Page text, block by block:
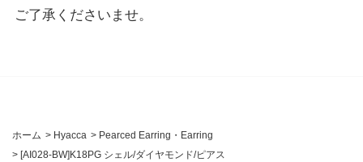
ご了承くださいませ。
ホーム > Hyacca > Pearced Earring・Earring
> [AI028-BW]K18PG シェル/ダイヤモンド/ピアス